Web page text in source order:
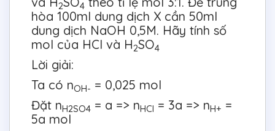
2 4
hòa 100ml dung dịch X cần 50ml
dung dịch NaOH 0,5M. Hãy tính số
mol của HCl và H2SO4
Lời giải:
Ta có nOH- = 0,025 mol
Đặt nH2SO4 = a => nHCl = 3a => nH+ =
5a mol